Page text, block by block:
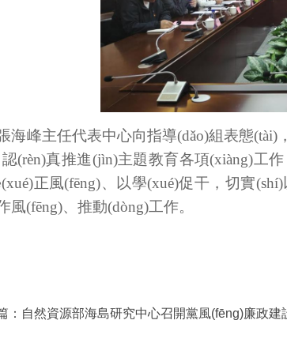
海峰主任代表中心向指導(dǎo)組表態
認(rèn)真推進(jìn)主題教育各項(xiàng)工作
正風(fēng)、以學(xué)促干，切實
(fēng)、推動(dòng)工作。
： 自然資源部海島研究中心召開黨風(fēng)廉政